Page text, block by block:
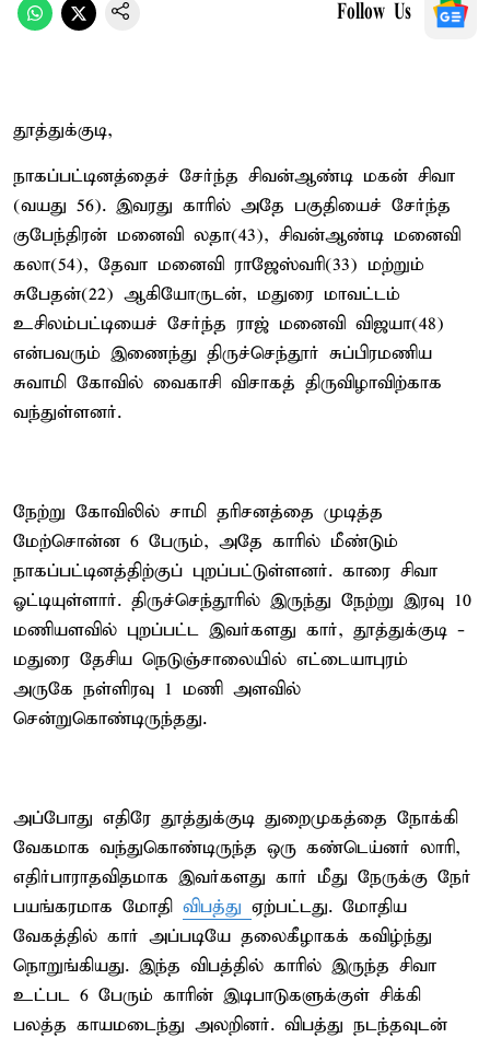
Follow Us
தூத்துக்குடி,
நாகப்பட்டினத்தைச் சேர்ந்த சிவன்ஆண்டி மகன் சிவா
(வயது 56). இவரது காரில் அதே பகுதியைச் சேர்ந்த
குபேந்திரன் மனைவி லதா(43), சிவன்ஆண்டி மனைவி
கலா(54), தேவா மனைவி ராஜேஸ்வரி(33) மற்றும்
சுபேதன்(22) ஆகியோருடன், மதுரை மாவட்டம்
உசிலம்பட்டியைச் சேர்ந்த ராஜ் மனைவி விஜயா(48)
என்பவரும் இணைந்து திருச்செந்தூர் சுப்பிரமணிய
சுவாமி கோவில் வைகாசி விசாகத் திருவிழாவிற்காக
வந்துள்ளனர்.
நேற்று கோவிலில் சாமி தரிசனத்தை முடித்த
மேற்சொன்ன 6 பேரும், அதே காரில் மீண்டும்
நாகப்பட்டினத்திற்குப் புறப்பட்டுள்ளனர். காரை சிவா
ஓட்டியுள்ளார். திருச்செந்தூரில் இருந்து நேற்று இரவு 10
மணியளவில் புறப்பட்ட இவர்களது கார், தூத்துக்குடி -
மதுரை தேசிய நெடுஞ்சாலையில் எட்டையாபுரம்
அருகே நள்ளிரவு 1 மணி அளவில்
சென்றுகொண்டிருந்தது.
அப்போது எதிரே தூத்துக்குடி துறைமுகத்தை நோக்கி
வேகமாக வந்துகொண்டிருந்த ஒரு கண்டெய்னர் லாரி,
எதிர்பாராதவிதமாக இவர்களது கார் மீது நேருக்கு நேர்
பயங்கரமாக மோதி விபத்து ஏற்பட்டது. மோதிய
வேகத்தில் கார் அப்படியே தலைகீழாகக் கவிழ்ந்து
நொறுங்கியது. இந்த விபத்தில் காரில் இருந்த சிவா
உட்பட 6 பேரும் காரின் இடிபாடுகளுக்குள் சிக்கி
பலத்த காயமடைந்து அலறினர். விபத்து நடந்தவுடன்